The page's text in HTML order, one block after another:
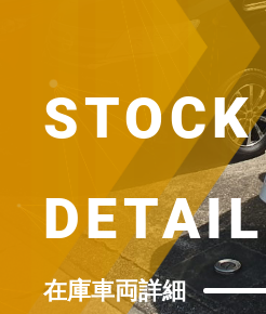
STOCK
DETAIL
在庫車両詳細